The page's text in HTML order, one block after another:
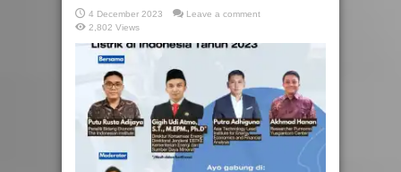
4 December 2023
Leave a comment
2,802 Views